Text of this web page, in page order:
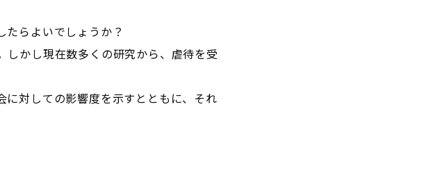
らよいでしょうか？
かし現在数多くの研究から、虐待を受
対しての影響度を示すとともに、それ